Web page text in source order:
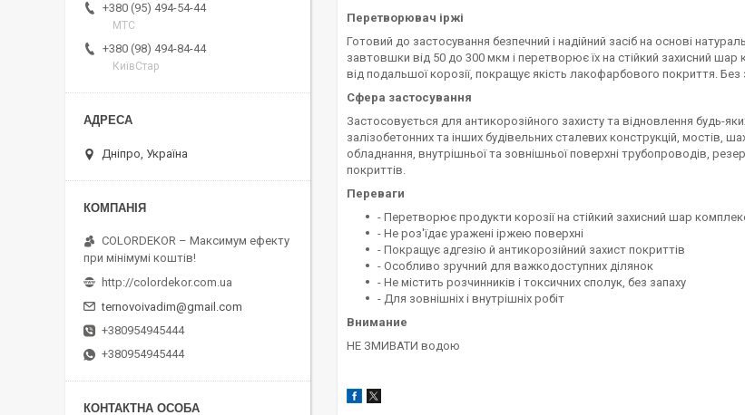
Перетворювач іржі
Готовий до застосування безпечний і надійний засіб на основі
завтовшки від 50 до 300 мкм і перетворює їх на стійкий захисний
від подальшої корозії, покращує якість лакофарбового покриття. Без
Сфера застосування
Застосовується для антикорозійного захисту та відновлення будь-
залізобетонних та інших будівельних сталевих конструкцій, мостів,
обладнання, внутрішньої та зовнішньої поверхні трубопроводів,
покриттів.
Переваги
- Перетворює продукти корозії на стійкий захисний шар
- Не роз'їдає уражені іржею поверхні
- Покращує адгезію й антикорозійний захист покриттів
- Особливо зручний для важкодоступних ділянок
- Не містить розчинників і токсичних сполук, без запаху
- Для зовнішніх і внутрішніх робіт
Внимание
НЕ ЗМИВАТИ водою
+380 (95) 494-54-44
МТС
+380 (98) 494-84-44
КиївСтар
Дніпро, Україна
COLORDEKOR – Максимум ефекту
при мінімумі коштів!
http://colordekor.com.ua
ternovoivadim@gmail.com
+380954945444
+380954945444